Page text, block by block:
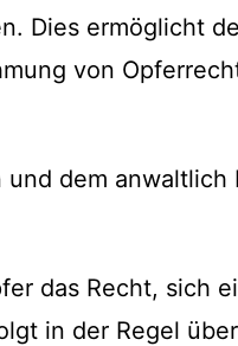
Dies ermöglicht
von
dem anwaltlich
das Recht, sich
in der Regel